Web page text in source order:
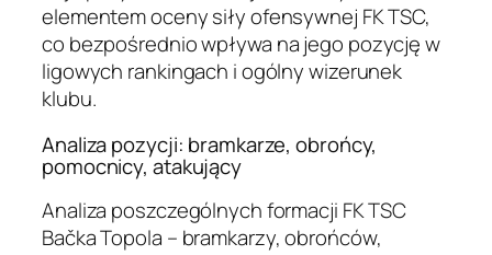
elementem oceny siły ofensywnej FK TSC,
co bezpośrednio wpływa na jego pozycję w
ligowych rankingach i ogólny wizerunek
klubu.
Analiza pozycji: bramkarze, obrońcy,
pomocnicy, atakujący
Analiza poszczególnych formacji FK TSC
Bačka Topola – bramkarzy, obrońców,